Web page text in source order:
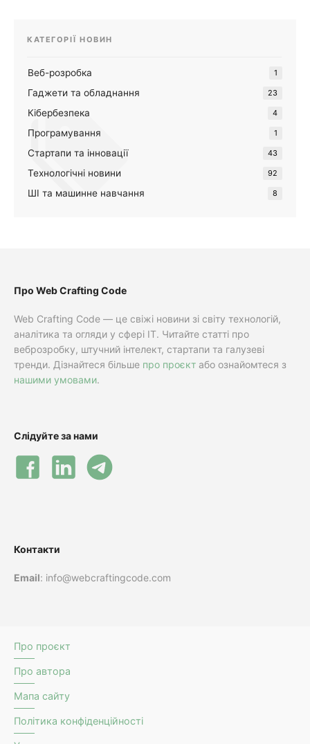
КАТЕГОРІЇ НОВИН
Веб-розробка 1
Гаджети та обладнання 23
Кібербезпека 4
Програмування 1
Стартапи та інновації 43
Технологічні новини 92
ШІ та машинне навчання 8
Про Web Crafting Code
Web Crafting Code — це свіжі новини зі світу технологій,
аналітика та огляди у сфері IT. Читайте статті про
веброзробку, штучний інтелект, стартапи та галузеві
тренди. Дізнайтеся більше про проєкт або ознайомтеся з
нашими умовами.
Слідуйте за нами
Контакти
Email: info@webcraftingcode.com
Про проєкт
Про автора
Мапа сайту
Політика конфіденційності